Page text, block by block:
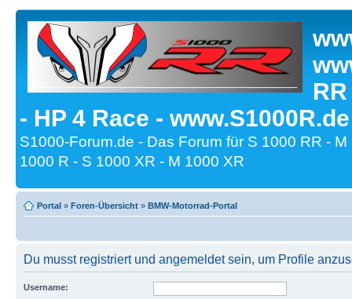
- HP 4 Race -
S1000-Forum.de - Das Forum für S 1000 RR -
1000 R - S 1000 XR - M 1000 XR
Portal » Foren-Übersicht » BMW-Motorrad-Portal
Du musst registriert und angemeldet sein, um Profile
Username: